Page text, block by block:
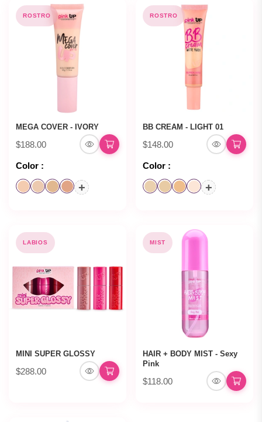
ROSTRO
MEGA COVER - IVORY
$188.00
Color :
+
ROSTRO
BB CREAM - LIGHT 01
$148.00
Color :
+
LABIOS
MINI SUPER GLOSSY
$288.00
MIST
HAIR + BODY MIST - Sexy
Pink
$118.00